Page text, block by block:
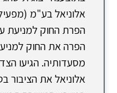
אלוניאל בע"מ
הפרת החוק למניעת
הפרה את החוק
מסעדותיה. הגיעו